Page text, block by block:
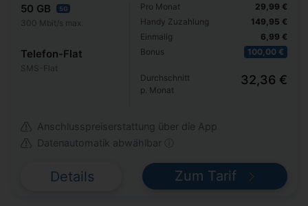
50 GB 5G
300 Mbit/s max.
Telefon-Flat
SMS-Flat
Pro Monat
Handy Zuzahlung
Einmalig
Bonus
29,99 €
149,95 €
6,99 €
100,00 €
Durchschnitt
p. Monat
32,36 €
Anschlusspreiserstattung über die App
Datenautomatik abwählbar ⓘ
Details Zum Tarif